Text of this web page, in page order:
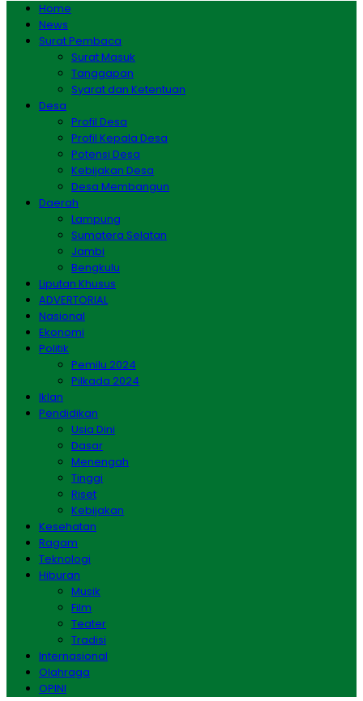
Home
News
Surat Pembaca
Surat Masuk
Tanggapan
Syarat dan Ketentuan
Desa
Profil Desa
Profil Kepala Desa
Potensi Desa
Kebijakan Desa
Desa Membangun
Daerah
Lampung
Sumatera Selatan
Jambi
Bengkulu
Liputan Khusus
ADVERTORIAL
Nasional
Ekonomi
Politik
Pemilu 2024
Pilkada 2024
Iklan
Pendidikan
Usia Dini
Dasar
Menengah
Tinggi
Riset
Kebijakan
Kesehatan
Ragam
Teknologi
Hiburan
Musik
Film
Teater
Tradisi
Internasional
Olahraga
OPINI